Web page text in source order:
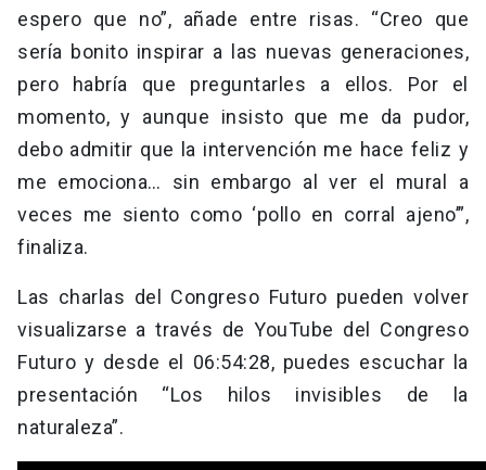
espero que no”, añade entre risas. “Creo que
sería bonito inspirar a las nuevas generaciones,
pero habría que preguntarles a ellos. Por el
momento, y aunque insisto que me da pudor,
debo admitir que la intervención me hace feliz y
me emociona… sin embargo al ver el mural a
veces me siento como ‘pollo en corral ajeno’”,
finaliza.
Las charlas del Congreso Futuro pueden volver
visualizarse a través de YouTube del Congreso
Futuro y desde el 06:54:28, puedes escuchar la
presentación “Los hilos invisibles de la
naturaleza”.